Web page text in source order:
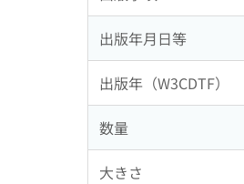
出版年月日等
出版年（W3CDTF）
数量
大きさ